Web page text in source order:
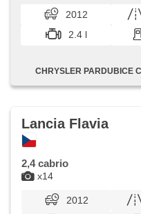
Bluetooth, El.
Zentralverriegelung mit
Lederpolsterung,
höheneinstellbare Sitze,
2012
2.4 l
CHRYSLER PARDUBICE
x14
Lancia Flavia
2,4 cabrio
2012